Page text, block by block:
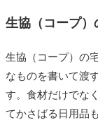
生協（コープ
生協（コープ）の
なものを書いて渡
す。食材だけでな
てかさばる日用品